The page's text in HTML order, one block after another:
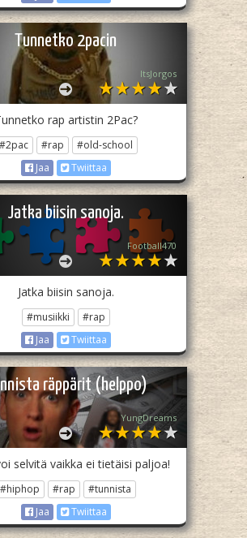
Tunnetko 2pacin
ItsJorgos
rap artistin 2Pac?
#2pac #rap
#old-school
Jaa
Twiittaa
Jatka biisin sanoja.
Football470
Jatka biisin sanoja.
#musiikki
#rap
Jaa
Twiittaa
räppärit (helppo)
YungDreams
selvitä vaikka ei tietäisi paljoa!
#hiphop #rap
#tunnista
Jaa
Twiittaa